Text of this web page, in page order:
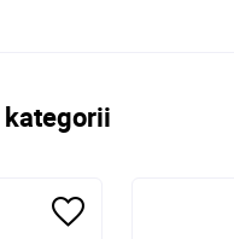
kategorii